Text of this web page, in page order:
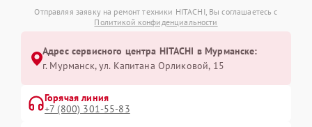
Отправляя заявку на ремонт техники HITACHI, Вы соглашаетесь с
Политикой конфиденциальности
Адрес сервисного центра HITACHI в Мурманске:
г. Мурманск, ул. Капитана Орликовой, 15
Горячая линия
+7 (800) 301-55-83